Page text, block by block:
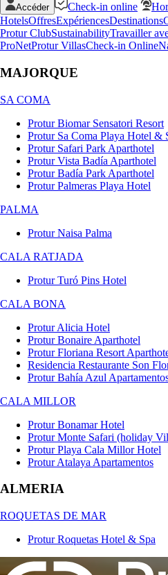
Accéder Check-in online
HotelsOffresExpériencesDestinations
Protur ClubSustainabilityTravailler
ProNetProtur VillasCheck-in Online
MAJORQUE
SA COMA
Protur Biomar Sensatori Resort
Protur Sa Coma Playa Hotel &
Protur Safari Park Aparthotel
Protur Vista Badía Aparthotel
Protur Badía Park Aparthotel
Protur Palmeras Playa Hotel
PALMA
Protur Naisa Palma
CALA RATJADA
Protur Turó Pins Hotel
CALA BONA
Protur Alicia Hotel
Protur Bonaire Aparthotel
Protur Floriana Resort
Residencia Restaurante Son
Protur Bahía Azul
CALA MILLOR
Protur Bonamar Hotel
Protur Monte Safari (holiday
Protur Playa Cala Millor Hotel
Protur Atalaya Apartamentos
ALMERIA
ROQUETAS DE MAR
Protur Roquetas Hotel & Spa